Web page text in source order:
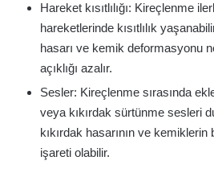
Hareket kısıtlılığı: Kireçlenme
hareketlerinde kısıtlılık
hasarı ve kemik deformasyonu
açıklığı azalır.
Sesler: Kireçlenme sırasında
veya kıkırdak sürtünme sesleri
kıkırdak hasarının ve
işareti olabilir.